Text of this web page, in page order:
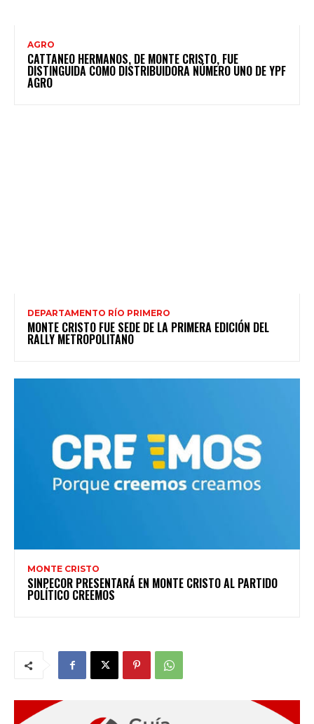
AGRO
CATTANEO HERMANOS, DE MONTE CRISTO, FUE
DISTINGUIDA COMO DISTRIBUIDORA NÚMERO UNO DE YPF
AGRO
DEPARTAMENTO RÍO PRIMERO
MONTE CRISTO FUE SEDE DE LA PRIMERA EDICIÓN DEL
RALLY METROPOLITANO
MONTE CRISTO
SINPECOR PRESENTARÁ EN MONTE CRISTO AL PARTIDO
POLÍTICO CREEMOS